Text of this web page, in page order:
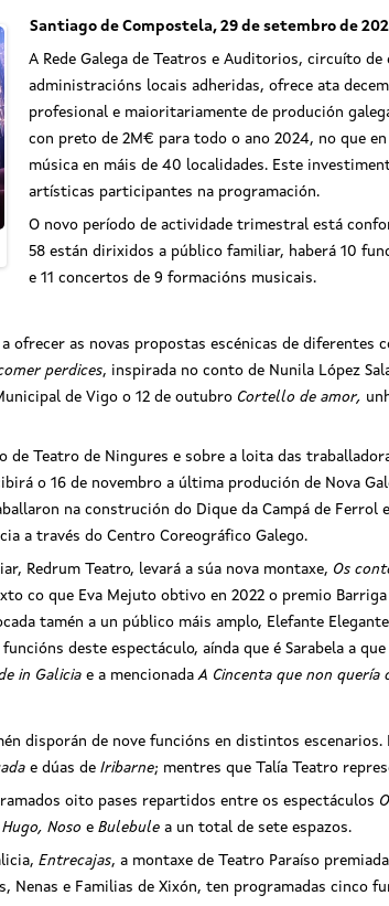
Santiago de Compostela, 29 de setembro de
A Rede Galega de Teatros e Auditorios, circuíto
administracións locais adheridas, ofrece ata
profesional e maioritariamente de produción
con preto de 2M€ para todo o ano 2024, no que
música en máis de 40 localidades. Este
artísticas participantes na programación.
O novo período de actividade trimestral está
58 están dirixidos a público familiar, haberá 10
e 11 concertos de 9 formacións musicais.
ofrecer as novas propostas escénicas de diferentes
perdices, inspirada no conto de Nunila López
de Vigo o 12 de outubro Cortello de amor,
de Teatro de Ningures e sobre a loita das
o 16 de novembro a última produción de Nova
na construción do Dique da Campá de Ferrol
a través do Centro Coreográfico Galego.
Redrum Teatro, levará a súa nova montaxe, Os
co que Eva Mejuto obtivo en 2022 o premio
tamén a un público máis amplo, Elefante
deste espectáculo, aínda que é Sarabela a
in Galicia e a mencionadaA Cincenta que non quería
disporán de nove funcións en distintos
e dúas de Iribarne; mentres que Talía Teatro
oito pases repartidos entre os espectáculos
Hugo, Noso e Bulebule a un total de sete espazos.
Entrecajas, a montaxe de Teatro Paraíso
Nenas e Familias de Xixón, ten programadas cinco